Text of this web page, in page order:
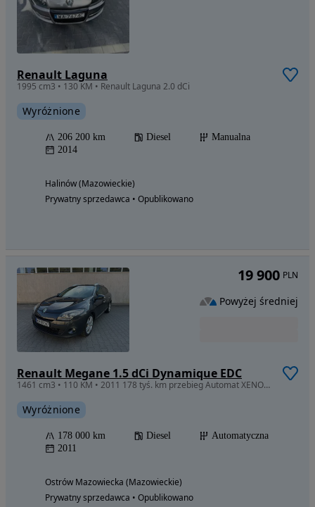
Renault Laguna
1995 cm3 • 130 KM • Renault Laguna 2.0 dCi
Wyróżnione
206 200 km Diesel
Manualna
2014
Halinów (Mazowieckie)
Prywatny sprzedawca • Opublikowano
Renault Megane 1.5 dCi Dynamique EDC
1461 cm3 • 110 KM • 2011 178 tyś. km przebieg Automat XENON Kombi Hak Zarejestrowany
Wyróżnione
178 000 km Diesel
Automatyczna
2011
Ostrów Mazowiecka (Mazowieckie)
Prywatny sprzedawca • Opublikowano
19 900 PLN
Powyżej średniej